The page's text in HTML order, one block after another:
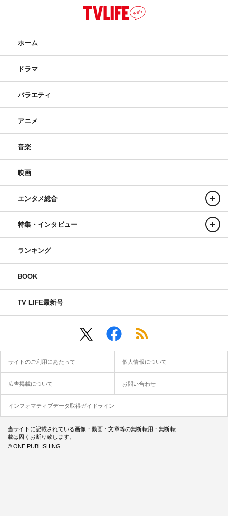
ホーム
ドラマ
バラエティ
アニメ
音楽
映画
エンタメ総合
特集・インタビュー
ランキング
BOOK
TV LIFE最新号
サイトのご利用にあたって 個人情報について
広告掲載について お問い合わせ
インフォマティブデータ取得ガイドライン
当サイトに記載されている画像・動画・文章等の無断転用・無断転
載は固くお断り致します。
© ONE PUBLISHING